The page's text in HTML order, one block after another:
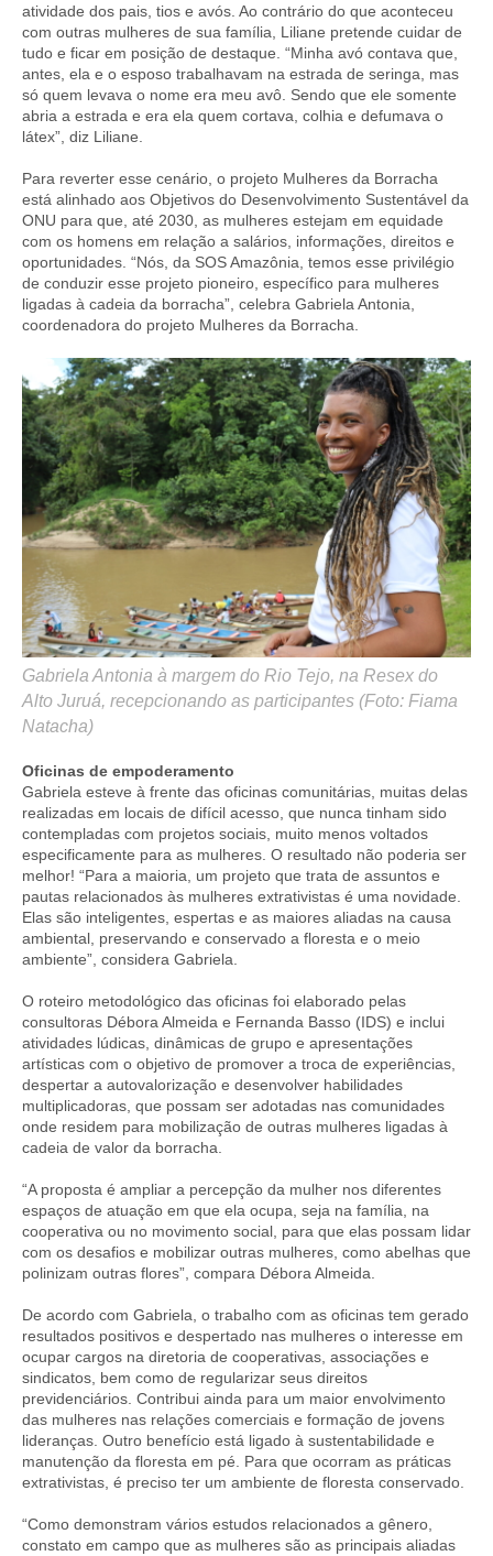
atividade dos pais, tios e avós. Ao contrário do que aconteceu
com outras mulheres de sua família, Liliane pretende cuidar de
tudo e ficar em posição de destaque. “Minha avó contava que,
antes, ela e o esposo trabalhavam na estrada de seringa, mas
só quem levava o nome era meu avô. Sendo que ele somente
abria a estrada e era ela quem cortava, colhia e defumava o
látex”, diz Liliane.
Para reverter esse cenário, o projeto Mulheres da Borracha
está alinhado aos Objetivos do Desenvolvimento Sustentável da
ONU para que, até 2030, as mulheres estejam em equidade
com os homens em relação a salários, informações, direitos e
oportunidades. “Nós, da SOS Amazônia, temos esse privilégio
de conduzir esse projeto pioneiro, específico para mulheres
ligadas à cadeia da borracha”, celebra Gabriela Antonia,
coordenadora do projeto Mulheres da Borracha.
Gabriela Antonia à margem do Rio Tejo, na Resex do
Alto Juruá, recepcionando as participantes (Foto: Fiama
Natacha)
Oficinas de empoderamento
Gabriela esteve à frente das oficinas comunitárias, muitas delas
realizadas em locais de difícil acesso, que nunca tinham sido
contempladas com projetos sociais, muito menos voltados
especificamente para as mulheres. O resultado não poderia ser
melhor! “Para a maioria, um projeto que trata de assuntos e
pautas relacionados às mulheres extrativistas é uma novidade.
Elas são inteligentes, espertas e as maiores aliadas na causa
ambiental, preservando e conservado a floresta e o meio
ambiente”, considera Gabriela.
O roteiro metodológico das oficinas foi elaborado pelas
consultoras Débora Almeida e Fernanda Basso (IDS) e inclui
atividades lúdicas, dinâmicas de grupo e apresentações
artísticas com o objetivo de promover a troca de experiências,
despertar a autovalorização e desenvolver habilidades
multiplicadoras, que possam ser adotadas nas comunidades
onde residem para mobilização de outras mulheres ligadas à
cadeia de valor da borracha.
“A proposta é ampliar a percepção da mulher nos diferentes
espaços de atuação em que ela ocupa, seja na família, na
cooperativa ou no movimento social, para que elas possam lidar
com os desafios e mobilizar outras mulheres, como abelhas que
polinizam outras flores”, compara Débora Almeida.
De acordo com Gabriela, o trabalho com as oficinas tem gerado
resultados positivos e despertado nas mulheres o interesse em
ocupar cargos na diretoria de cooperativas, associações e
sindicatos, bem como de regularizar seus direitos
previdenciários. Contribui ainda para um maior envolvimento
das mulheres nas relações comerciais e formação de jovens
lideranças. Outro benefício está ligado à sustentabilidade e
manutenção da floresta em pé. Para que ocorram as práticas
extrativistas, é preciso ter um ambiente de floresta conservado.
“Como demonstram vários estudos relacionados a gênero,
constato em campo que as mulheres são as principais aliadas